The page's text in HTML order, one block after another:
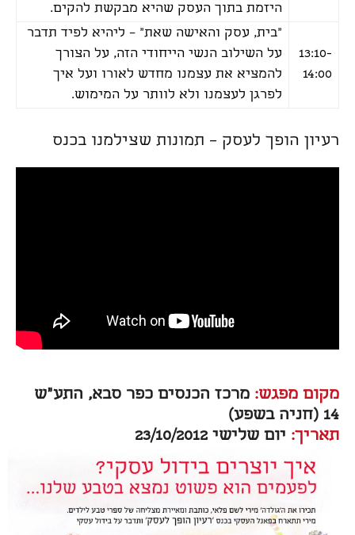
היזמת בתוך העסק שהיא מבקשת להקים.
13:10-
14:00
"בית, עסק והאישה שאת" – ליהיא לפיד תדבר
על השילוב הנשי הייחודי הזה, על הצורך
להמציא את עצמנו מחדש לאורו ועל איך
לפרגן לעצמנו ולא לוותר על המימוש.
רעיון הופך לעסק – תמונות שצילמנו בכנס
מקום מפגש: מרכז הכנסים כפר סבא, התע"ש
14 (חניה בשפע)
תאריך: יום שלישי 23/10/2012